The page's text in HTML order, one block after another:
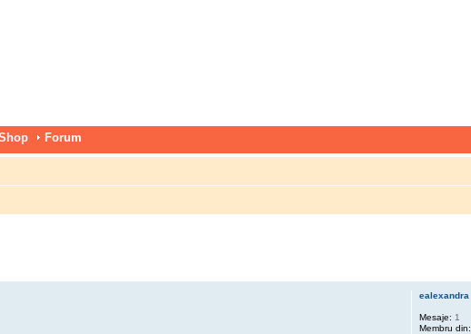
Forum
ealexandra
Mesaje: 1
Membru din: